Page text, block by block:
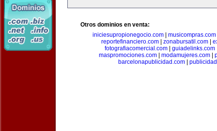
Otros dominios en venta:
iniciesupropionegocio.com
musicompras.com
reportefinanciero.com| zonabursatil.com|
fotografiacomercial.com
guiadelinks.com
maspromociones.com
modamujeres.com
barcelonapublicidad.com|